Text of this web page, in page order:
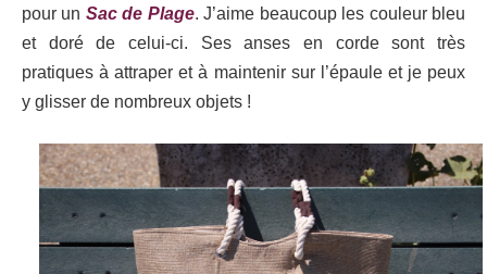
pour un Sac de Plage. J’aime beaucoup les couleur bleu
et doré de celui-ci. Ses anses en corde sont très
pratiques à attraper et à maintenir sur l’épaule et je peux
y glisser de nombreux objets !